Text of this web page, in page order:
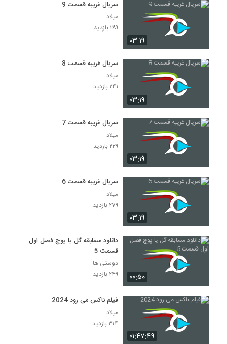
۰۳:۱۹
سریال غریبه قسمت 9
میلاد
۲۸۹ بازدید
۰۳:۱۹
سریال غریبه قسمت 8
میلاد
۲۴۱ بازدید
۰۳:۱۹
سریال غریبه قسمت 7
میلاد
۲۲۹ بازدید
۰۳:۱۹
سریال غریبه قسمت 6
میلاد
۲۷۹ بازدید
۰۰:۵۰
دانلود مسابقه گل یا پوچ فصل اول
قسمت 5
دوستی ها
۲۴۹ بازدید
۰۱:۴۷:۴۹
فیلم ناکس می رود 2024
میلاد
۳۱۴ بازدید